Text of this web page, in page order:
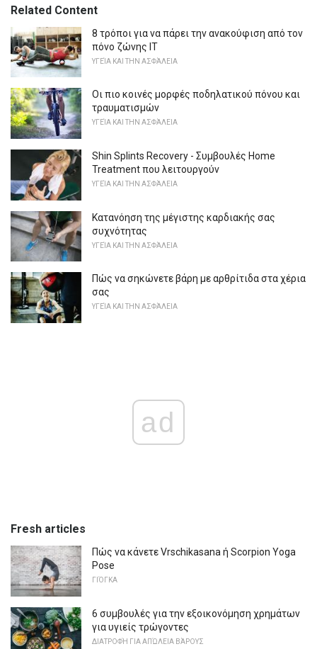
Related Content
8 τρόποι για να πάρει την ανακούφιση από τον
πόνο ζώνης IT
ΥΓΕΊΑ ΚΑΙ ΤΗΝ ΑΣΦΆΛΕΙΑ
Οι πιο κοινές μορφές ποδηλατικού πόνου και
τραυματισμών
ΥΓΕΊΑ ΚΑΙ ΤΗΝ ΑΣΦΆΛΕΙΑ
Shin Splints Recovery - Συμβουλές Home
Treatment που λειτουργούν
ΥΓΕΊΑ ΚΑΙ ΤΗΝ ΑΣΦΆΛΕΙΑ
Κατανόηση της μέγιστης καρδιακής σας
συχνότητας
ΥΓΕΊΑ ΚΑΙ ΤΗΝ ΑΣΦΆΛΕΙΑ
Πώς να σηκώνετε βάρη με αρθρίτιδα στα χέρια
σας
ΥΓΕΊΑ ΚΑΙ ΤΗΝ ΑΣΦΆΛΕΙΑ
ad
Fresh articles
Πώς να κάνετε Vrschikasana ή Scorpion Yoga
Pose
ΓΙΌΓΚΑ
6 συμβουλές για την εξοικονόμηση χρημάτων
για υγιείς τρώγοντες
ΔΙΑΤΡΟΦΉ ΓΙΑ ΑΠΏΛΕΙΑ ΒΆΡΟΥΣ